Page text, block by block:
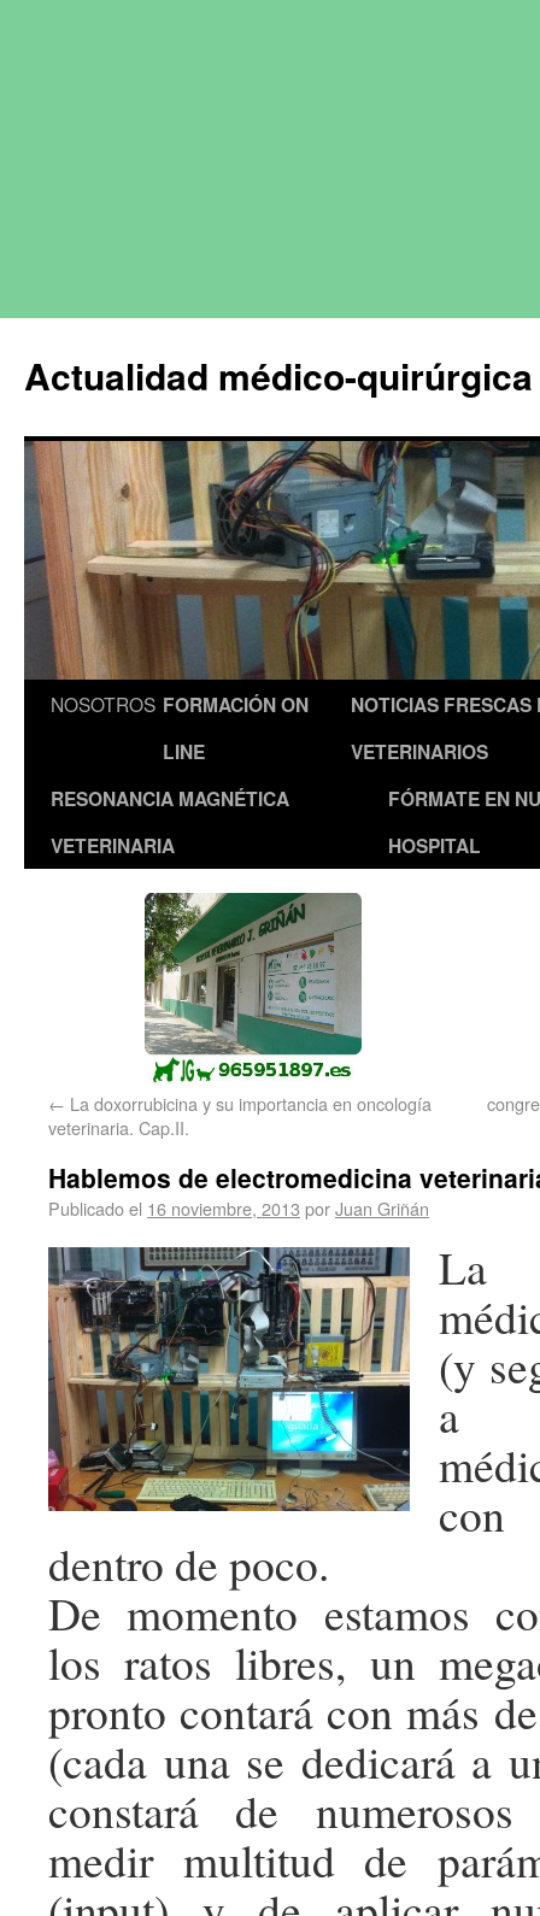
Actualidad médico-
NOSOTROS FORMACIÓN ON
LINE
NOTICIAS FRESCAS
VETERINARIOS
RESONANCIA MAGNÉTICA
VETERINARIA
FÓRMATE EN
HOSPITAL
← La doxorrubicina y su importancia en oncología
veterinaria. Cap.II.
Hablemos de electromedicina
Publicado el 16 noviembre, 2013 porJuan Griñán
La
(y
a
con
dentro de poco.
De momento estamos
los ratos libres, un
pronto contará con más
(cada una se dedicará a
constará de numerosos
medir multitud de